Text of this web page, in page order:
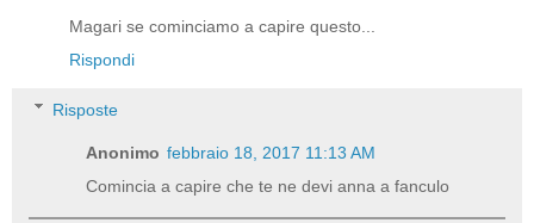
Magari se cominciamo a capire questo...
Rispondi
Risposte
Anonimo febbraio 18, 2017 11:13 AM
Comincia a capire che te ne devi anna a fanculo